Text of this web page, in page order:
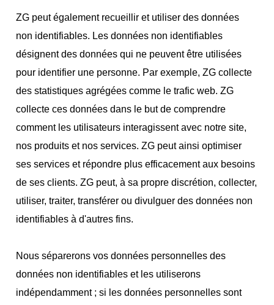
ZG peut également recueillir et utiliser des données
non identifiables. Les données non identifiables
désignent des données qui ne peuvent être utilisées
pour identifier une personne. Par exemple, ZG collecte
des statistiques agrégées comme le trafic web. ZG
collecte ces données dans le but de comprendre
comment les utilisateurs interagissent avec notre site,
nos produits et nos services. ZG peut ainsi optimiser
ses services et répondre plus efficacement aux besoins
de ses clients. ZG peut, à sa propre discrétion, collecter,
utiliser, traiter, transférer ou divulguer des données non
identifiables à d'autres fins.
Nous séparerons vos données personnelles des
données non identifiables et les utiliserons
indépendamment ; si les données personnelles sont